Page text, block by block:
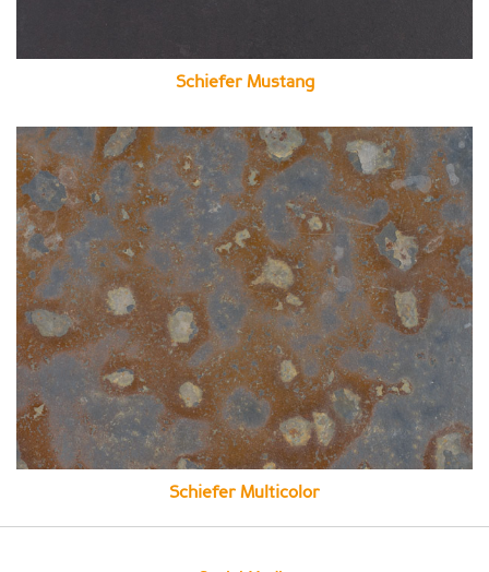
Schiefer Mustang
Schiefer Multicolor